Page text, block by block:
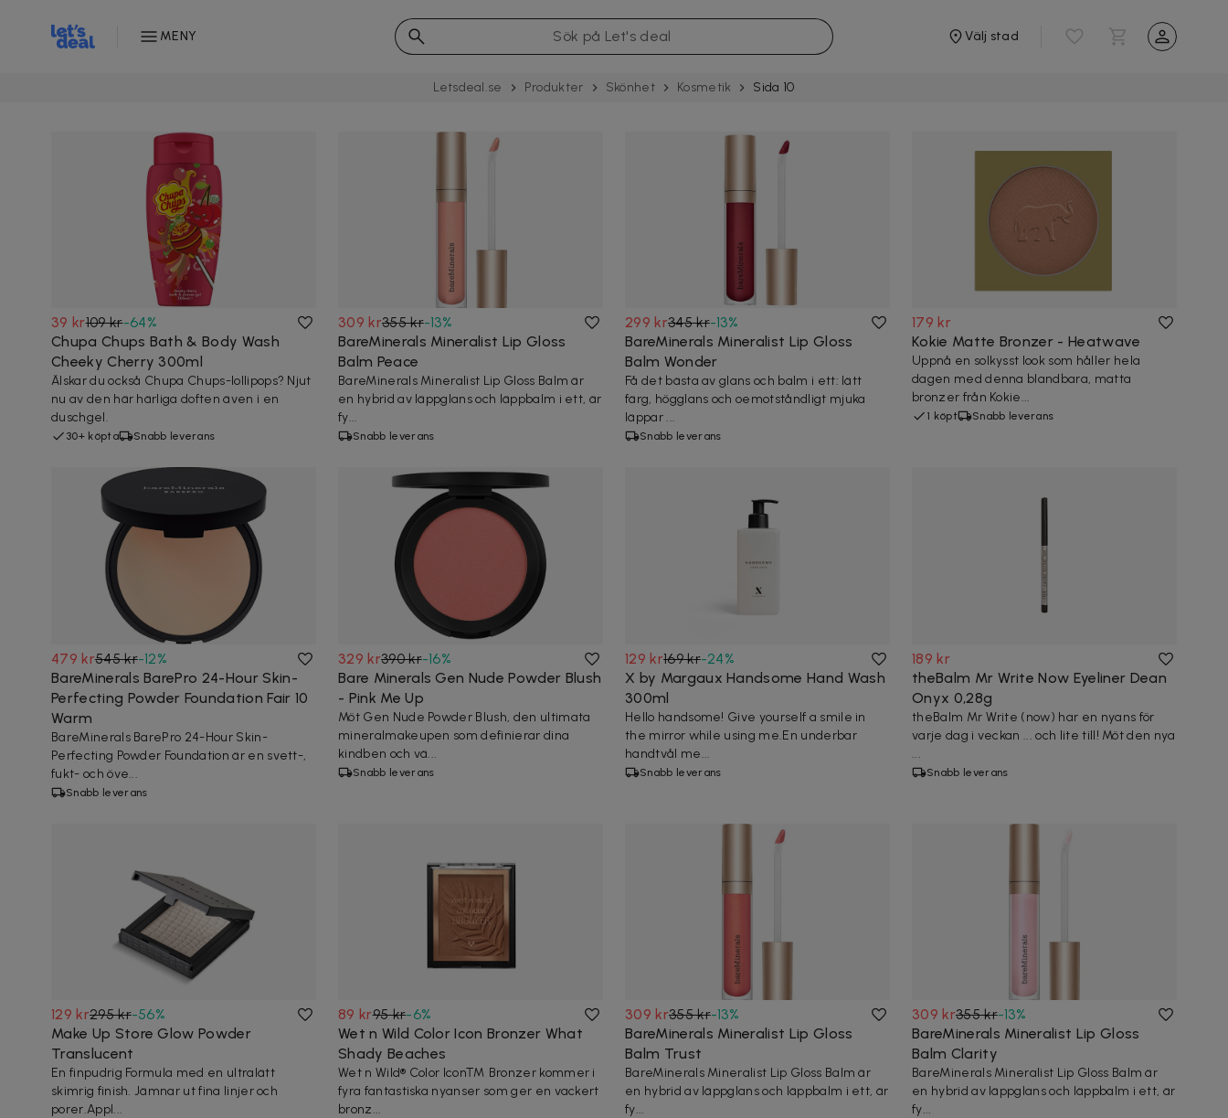
MENY Välj stad
Letsdeal.se Produkter Skönhet Kosmetik Sida 10
39 kr109 kr-64%
Chupa Chups Bath & Body Wash
Cheeky Cherry 300ml
Älskar du också Chupa Chups-lollipops? Njut
nu av den här härliga doften även i en
duschgel.
30+ köpta Snabb leverans
309 kr355 kr-13%
BareMinerals Mineralist Lip Gloss
Balm Peace
BareMinerals Mineralist Lip Gloss Balm är
en hybrid av läppglans och läppbalm i ett, är
fy...
Snabb leverans
299 kr345 kr-13%
BareMinerals Mineralist Lip Gloss
Balm Wonder
Få det bästa av glans och balm i ett: lätt
färg, högglans och oemotståndligt mjuka
läppar ...
Snabb leverans
179 kr
Kokie Matte Bronzer - Heatwave
Uppnå en solkysst look som håller hela
dagen med denna blandbara, matta
bronzer från Kokie...
1 köpt Snabb leverans
479 kr545 kr-12%
BareMinerals BarePro 24-Hour Skin-
Perfecting Powder Foundation Fair 10
Warm
BareMinerals BarePro 24-Hour Skin-
Perfecting Powder Foundation är en svett-,
fukt- och öve...
Snabb leverans
329 kr390 kr-16%
Bare Minerals Gen Nude Powder Blush
- Pink Me Up
Möt Gen Nude Powder Blush, den ultimata
mineralmakeupen som definierar dina
kindben och vä...
Snabb leverans
129 kr169 kr-24%
X by Margaux Handsome Hand Wash
300ml
Hello handsome! Give yourself a smile in
the mirror while using me.En underbar
handtvål me...
Snabb leverans
189 kr
theBalm Mr Write Now Eyeliner Dean
Onyx 0,28g
theBalm Mr Write (now) har en nyans för
varje dag i veckan ... och lite till! Möt den nya
...
Snabb leverans
129 kr295 kr-56%
Make Up Store Glow Powder
Translucent
En finpudrig Formula med en ultralätt
skimrig finish. Jämnar ut fina linjer och
porer.Appl...
89 kr95 kr-6%
Wet n Wild Color Icon Bronzer What
Shady Beaches
Wet n Wild® Color Icon™ Bronzer kommer i
fyra fantastiska nyanser som ger en vackert
bronz...
309 kr355 kr-13%
BareMinerals Mineralist Lip Gloss
Balm Trust
BareMinerals Mineralist Lip Gloss Balm är
en hybrid av läppglans och läppbalm i ett, är
fy...
309 kr355 kr-13%
BareMinerals Mineralist Lip Gloss
Balm Clarity
BareMinerals Mineralist Lip Gloss Balm är
en hybrid av läppglans och läppbalm i ett, är
fy...